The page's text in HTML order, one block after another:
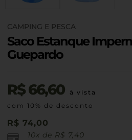
CAMPING E PESCA
Saco Estanque
Guepardo
R$66,60
à vista
com 10% de desconto
R$ 74,00
10x de R$ 7,40